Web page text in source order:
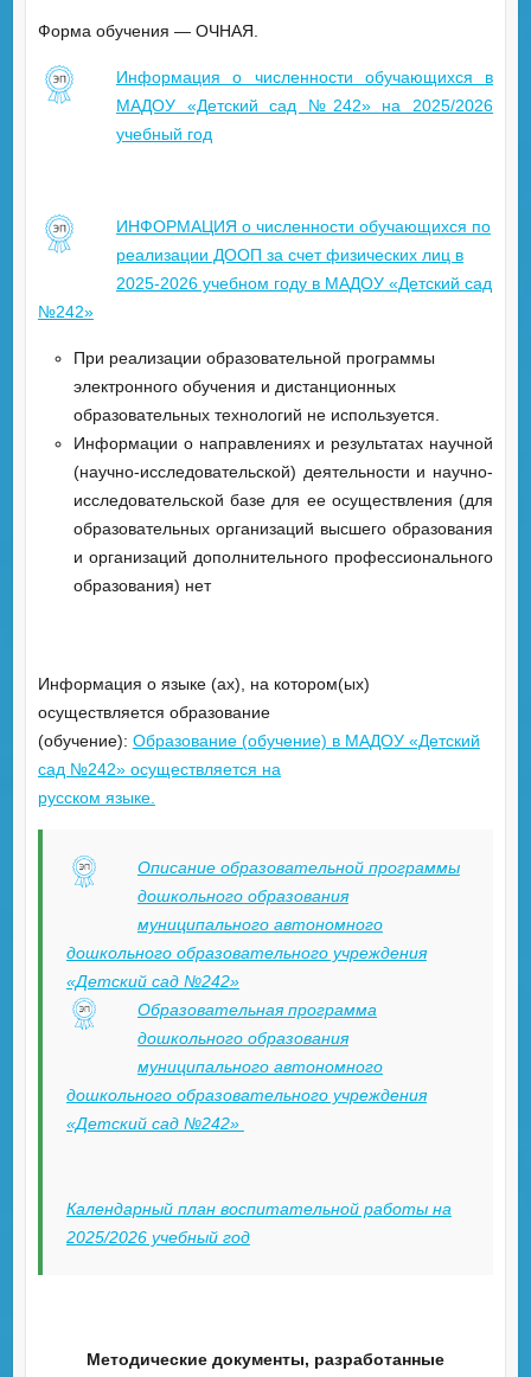
Форма обучения — ОЧНАЯ.
Информация о численности обучающихся в
МАДОУ «Детский сад №242» на 2025/2026
учебный год
ИНФОРМАЦИЯ о численности обучающихся по
реализации ДООП за счет физических лиц в
2025-2026 учебном году в МАДОУ «Детский сад
№242»
При реализации образовательной программы
электронного обучения и дистанционных
образовательных технологий не используется.
Информации о направлениях и результатах научной
(научно-исследовательской) деятельности и научно-
исследовательской базе для ее осуществления (для
образовательных организаций высшего образования
и организаций дополнительного профессионального
образования) нет
Информация о языке (ах), на котором(ых)
осуществляется образование
(обучение): Образование (обучение) в МАДОУ «Детский
сад №242» осуществляется на
русском языке.
Описание образовательной программы
дошкольного образования
муниципального автономного
дошкольного образовательного учреждения
«Детский сад №242»
Образовательная программа
дошкольного образования
муниципального автономного
дошкольного образовательного учреждения
«Детский сад №242»
Календарный план воспитательной работы на
2025/2026 учебный год
Методические документы, разработанные